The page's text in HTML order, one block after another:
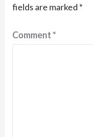
fields are marked *
Comment*